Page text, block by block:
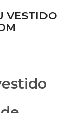
VESTIDO